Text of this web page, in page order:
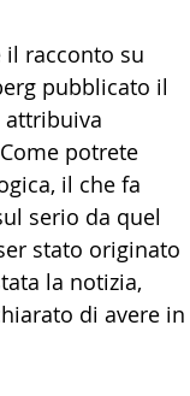
il racconto su
pubblicato il
attribuiva
potrete
il che fa
serio da quel
stato originato
la notizia,
di avere in